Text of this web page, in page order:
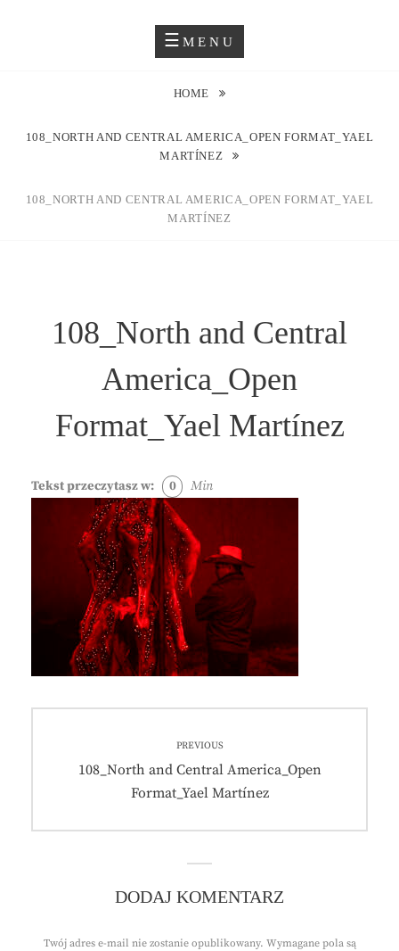
JUSTYNA EWA GROCHOWSKA
MENU
HOME
108_NORTH AND CENTRAL AMERICA_OPEN FORMAT_YAEL
MARTÍNEZ
108_NORTH AND CENTRAL AMERICA_OPEN FORMAT_YAEL
MARTÍNEZ
108_North and Central
America_Open
Format_Yael Martínez
Tekst przeczytasz w: 0 Min
wpisu
PREVIOUS
Previous
108_North and Central America_Open
Format_Yael Martínez
DODAJ KOMENTARZ
Twój adres e-mail nie zostanie opublikowany. Wymagane pola są